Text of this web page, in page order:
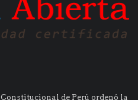
de Perú ordenó la